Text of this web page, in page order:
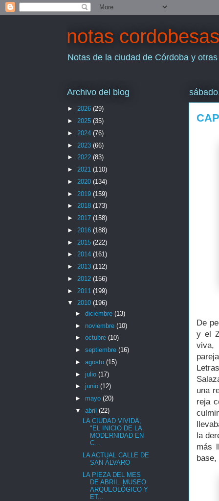
notas cordobesas
Notas de la ciudad de Córdoba y
De
y el
viva,
una
reja
la
más
base,
Archivo del blog
► 2026 (29)
► 2025 (35)
► 2024 (76)
► 2023 (66)
► 2022 (83)
► 2021 (110)
► 2020 (134)
► 2019 (159)
► 2018 (173)
► 2017 (158)
► 2016 (188)
► 2015 (222)
► 2014 (161)
► 2013 (112)
► 2012 (156)
► 2011 (199)
▼ 2010 (196)
► diciembre (13)
► noviembre (10)
► octubre (10)
► septiembre (16)
► agosto (15)
► julio (17)
► junio (12)
► mayo (20)
▼ abril (22)
LA CIUDAD VIVIDA;
"EL INICIO DE LA
MODERNIDAD EN
C...
LA ACTUAL CALLE DE
SAN ÁLVARO
LA PIEZA DEL MES
DE ABRIL. MUSEO
ARQUEOLÓGICO Y
ET...